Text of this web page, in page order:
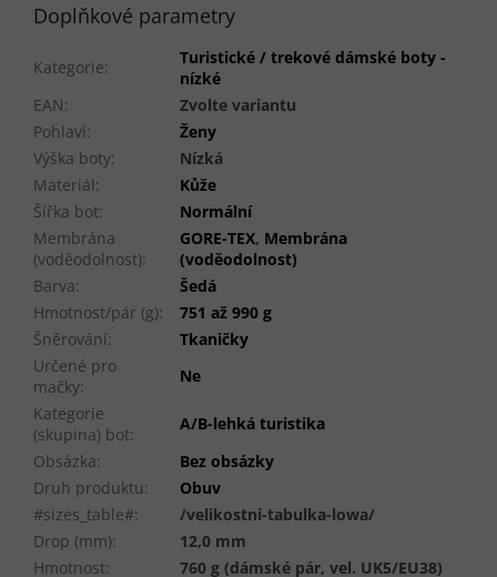
Doplňkové parametry
Kategorie:
Turistické / trekové dámské boty -
nízké
EAN:
Zvolte variantu
Pohlaví:
Ženy
Výška boty:
Nízká
Materiál:
Kůže
Šířka bot:
Normální
Membrána
(voděodolnost):
GORE-TEX, Membrána
(voděodolnost)
Barva:
Šedá
Hmotnost/pár (g):
751 až 990 g
Šněrování:
Tkaničky
Určené pro
mačky:
Ne
Kategorie
(skupina) bot:
A/B-lehká turistika
Obsázka:
Bez obsázky
Druh produktu:
Obuv
#sizes_table#:
/velikostni-tabulka-lowa/
Drop (mm):
12,0 mm
Hmotnost:
760 g (dámské pár, vel. UK5/EU38)